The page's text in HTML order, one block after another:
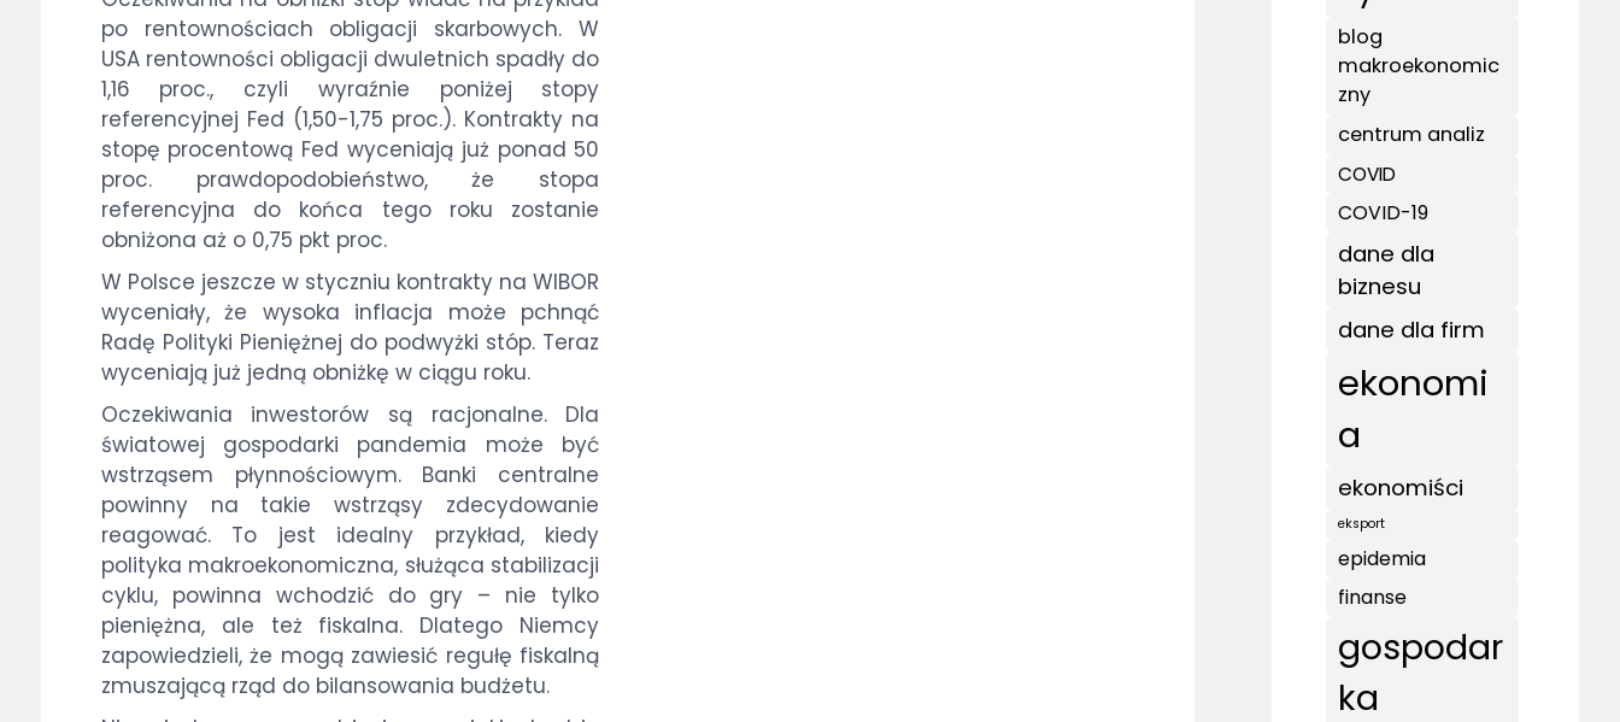
po rentownościach obligacji skarbowych. W
USA rentowności obligacji dwuletnich spadły do
1,16 proc., czyli wyraźnie poniżej stopy
referencyjnej Fed (1,50-1,75 proc.). Kontrakty na
stopę procentową Fed wyceniają już ponad 50
proc. prawdopodobieństwo, że stopa
referencyjna do końca tego roku zostanie
obniżona aż o 0,75 pkt proc.
W Polsce jeszcze w styczniu kontrakty na WIBOR
wyceniały, że wysoka inflacja może pchnąć
Radę Polityki Pieniężnej do podwyżki stóp. Teraz
wyceniają już jedną obniżkę w ciągu roku.
Oczekiwania inwestorów są racjonalne. Dla
światowej gospodarki pandemia może być
wstrząsem płynnościowym. Banki centralne
powinny na takie wstrząsy zdecydowanie
reagować. To jest idealny przykład, kiedy
polityka makroekonomiczna, służąca stabilizacji
cyklu, powinna wchodzić do gry – nie tylko
pieniężna, ale też fiskalna. Dlatego Niemcy
zapowiedzieli, że mogą zawiesić regułę fiskalną
zmuszającą rząd do bilansowania budżetu.
blog
makroekonomic
zny
centrum analiz
COVID
COVID-19
dane dla
biznesu
dane dla firm
ekonomi
a
ekonomiści
eksport
epidemia
finanse
gospodar
ka